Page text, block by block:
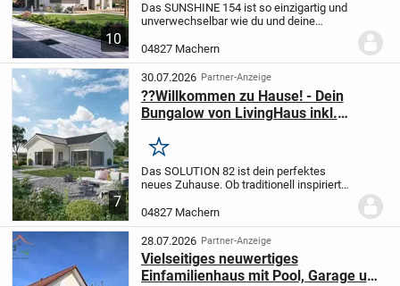
10
Das SUNSHINE 154 ist so einzigartig und
unverwechselbar wie du und deine
der schicken, geradläufigen Treppe zieht
es deinen Blick direkt hinaus in den
Garten....
04827 Machern
7
30.07.2026 Partner-Anzeige
??Willkommen zu Hause! - Dein
Bungalow von LivingHaus inkl.
Merken
Das SOLUTION 82 ist dein perfektes
neues Zuhause. Ob traditionell inspiriert
Keller: Der kompakte Bungalow hat alles,
was du zum Wohlfühlen brauchst. Vom...
04827 Machern
28.07.2026 Partner-Anzeige
Vielseitiges neuwertiges
Einfamilienhaus mit Pool, Garage und